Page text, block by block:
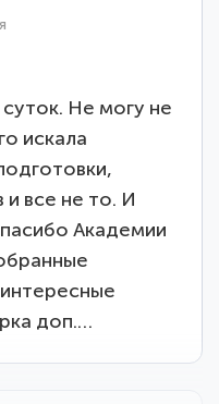
Не могу не
искала
все не то. И
Академии
доп.…